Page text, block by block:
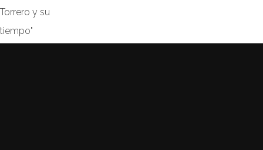
Torrero y su
tiempo"